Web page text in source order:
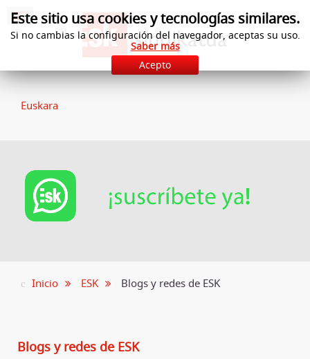
Euskara
Inicio ESK Blogs y redes de ESK
Blogs y redes de ESK
Este sitio usa cookies y tecnologías similares.
Si no cambias la configuración del navegador, aceptas su uso.
Saber más
Acepto